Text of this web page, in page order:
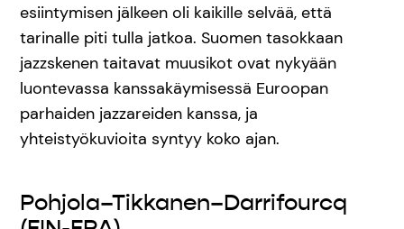
esiintymisen jälkeen oli kaikille selvää, että
tarinalle piti tulla jatkoa. Suomen tasokkaan
jazzskenen taitavat muusikot ovat nykyään
luontevassa kanssakäymisessä Euroopan
parhaiden jazzareiden kanssa, ja
yhteistyökuvioita syntyy koko ajan.
Pohjola–Tikkanen–Darrifourcq